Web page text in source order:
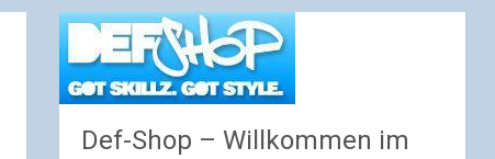
Def-Shop – Willkommen im